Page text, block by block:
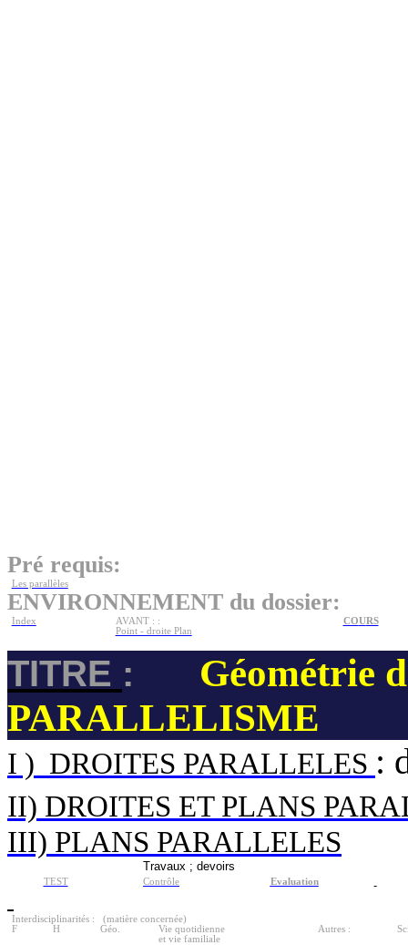
Pré requis:
Les parallèles
ENVIRONNEMENT du dossier:
Index
AVANT : :
Point - droite Plan
COURS
TITRE :
Géométrie
PARALLELISME
I ) DROITES PARALLELES :
II) DROITES ET PLANS
III) PLANS PARALLELES
Travaux ; devoirs
TEST Contrôle Evaluation
Interdisciplinarités :
(matière concernée)
F
H Géo.
Vie quotidienne
et vie familiale
Autres :